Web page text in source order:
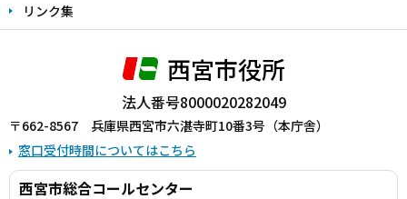
リンク集
西宮市役所
法人番号8000020282049
〒662-8567 兵庫県西宮市六湛寺町10番3号（本庁舎）
窓口受付時間についてはこちら
西宮市総合コールセンター